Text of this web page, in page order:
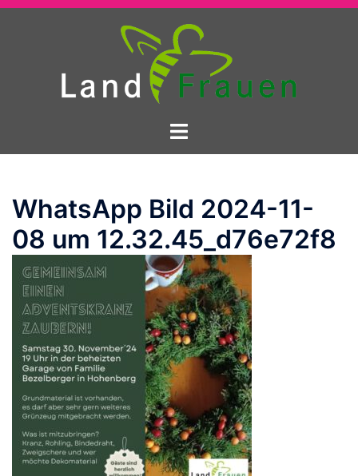
Menü
WhatsApp Bild 2024-11-
08 um 12.32.45_d76e72f8